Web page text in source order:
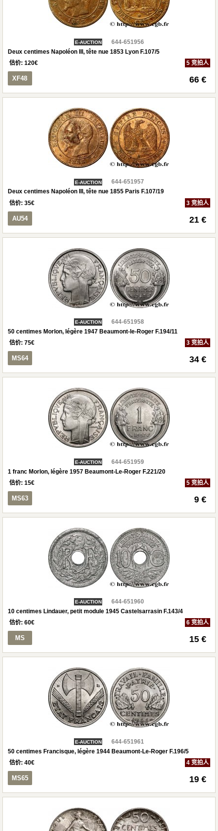
E-AUCTION
644-651956
Deux centimes Napoléon III, tête nue 1853 Lyon F.107/5
估价: 120€ 5 竞拍人
XF48 66 €
E-AUCTION
644-651957
Deux centimes Napoléon III, tête nue 1855 Paris F.107/19
估价: 35€ 3 竞拍人
AU54 21 €
E-AUCTION
644-651958
50 centimes Morlon, légère 1947 Beaumont-le-Roger F.194/11
估价: 75€ 3 竞拍人
MS64 34 €
E-AUCTION
644-651959
1 franc Morlon, légère 1957 Beaumont-Le-Roger F.221/20
估价: 15€ 5 竞拍人
MS63 9 €
E-AUCTION
644-651960
10 centimes Lindauer, petit module 1945 Castelsarrasin F.143/4
估价: 60€ 6 竞拍人
MS 15 €
E-AUCTION
644-651961
50 centimes Francisque, légère 1944 Beaumont-Le-Roger F.196/5
估价: 40€ 4 竞拍人
MS65 19 €